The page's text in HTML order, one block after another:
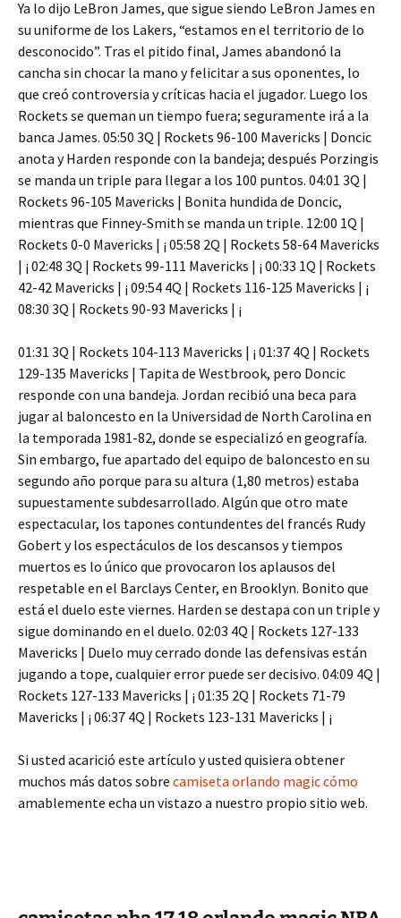
Ya lo dijo LeBron James, que sigue siendo LeBron James en
su uniforme de los Lakers, “estamos en el territorio de lo
desconocido”. Tras el pitido final, James abandonó la
cancha sin chocar la mano y felicitar a sus oponentes, lo
que creó controversia y críticas hacia el jugador. Luego los
Rockets se queman un tiempo fuera; seguramente irá a la
banca James. 05:50 3Q | Rockets 96-100 Mavericks | Doncic
anota y Harden responde con la bandeja; después Porzingis
se manda un triple para llegar a los 100 puntos. 04:01 3Q |
Rockets 96-105 Mavericks | Bonita hundida de Doncic,
mientras que Finney-Smith se manda un triple. 12:00 1Q |
Rockets 0-0 Mavericks | ¡ 05:58 2Q | Rockets 58-64 Mavericks
| ¡ 02:48 3Q | Rockets 99-111 Mavericks | ¡ 00:33 1Q | Rockets
42-42 Mavericks | ¡ 09:54 4Q | Rockets 116-125 Mavericks | ¡
08:30 3Q | Rockets 90-93 Mavericks | ¡
01:31 3Q | Rockets 104-113 Mavericks | ¡ 01:37 4Q | Rockets
129-135 Mavericks | Tapita de Westbrook, pero Doncic
responde con una bandeja. Jordan recibió una beca para
jugar al baloncesto en la Universidad de North Carolina en
la temporada 1981-82, donde se especializó en geografía.
Sin embargo, fue apartado del equipo de baloncesto en su
segundo año porque para su altura (1,80 metros) estaba
supuestamente subdesarrollado. Algún que otro mate
espectacular, los tapones contundentes del francés Rudy
Gobert y los espectáculos de los descansos y tiempos
muertos es lo único que provocaron los aplausos del
respetable en el Barclays Center, en Brooklyn. Bonito que
está el duelo este viernes. Harden se destapa con un triple y
sigue dominando en el duelo. 02:03 4Q | Rockets 127-133
Mavericks | Duelo muy cerrado donde las defensivas están
jugando a tope, cualquier error puede ser decisivo. 04:09 4Q |
Rockets 127-133 Mavericks | ¡ 01:35 2Q | Rockets 71-79
Mavericks | ¡ 06:37 4Q | Rockets 123-131 Mavericks | ¡
Si usted acarició este artículo y usted quisiera obtener
muchos más datos sobre camiseta orlando magic cómo
amablemente echa un vistazo a nuestro propio sitio web.